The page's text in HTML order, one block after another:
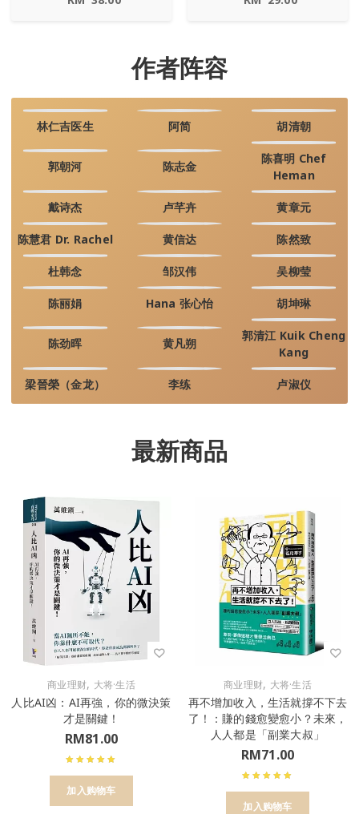
作者阵容
林仁吉医生 阿简 胡清朝
郭朝河 陈志金
陈喜明 Chef
Heman
戴诗杰 卢芊卉 黄章元
陈慧君 Dr. Rachel 黄信达 陈然致
杜韩念 邹汉伟 吴柳莹
陈丽娟 Hana 张心怡 胡坤琳
陈劲晖 黄凡朔
郭清江 Kuik Cheng
Kang
梁晉榮（金龙） 李练 卢淑仪
最新商品
商业理财, 大将·生活
人比AI凶：AI再強，你的微決策
才是關鍵！
RM81.00
加入购物车
商业理财, 大将·生活
再不增加收入，生活就撐不下去
了！：賺的錢愈變愈小？未來，
人人都是「副業大叔」
RM71.00
加入购物车